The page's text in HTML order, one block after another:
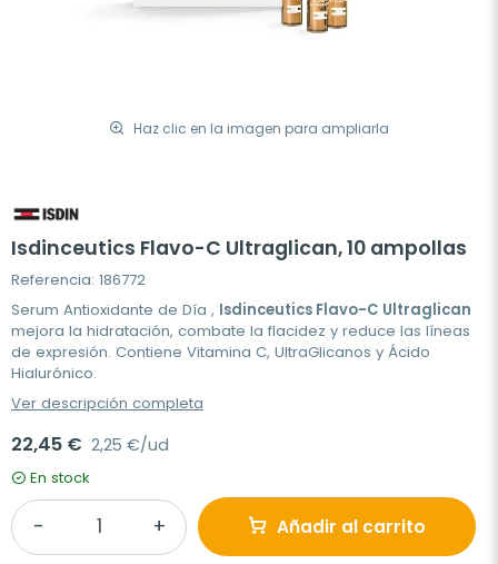
Haz clic en la imagen para ampliarla
Isdinceutics Flavo-C Ultraglican, 10 ampollas
Referencia: 186772
Serum Antioxidante de Día , Isdinceutics Flavo-C Ultraglican
mejora la hidratación, combate la flacidez y reduce las líneas
de expresión. Contiene Vitamina C, UltraGlicanos y Ácido
Hialurónico.
Ver descripción completa
22,45 € 2,25 €/ud
En stock
Añadir al carrito